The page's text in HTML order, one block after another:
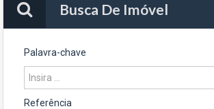
Busca De Imóvel
Palavra-chave
Referência